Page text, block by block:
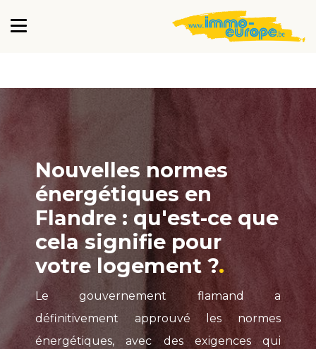
Nouvelles normes
énergétiques en
Flandre : qu'est-ce que
cela signifie pour
votre logement ?
Le gouvernement flamand a
définitivement approuvé les normes
énergétiques, avec des exigences qui